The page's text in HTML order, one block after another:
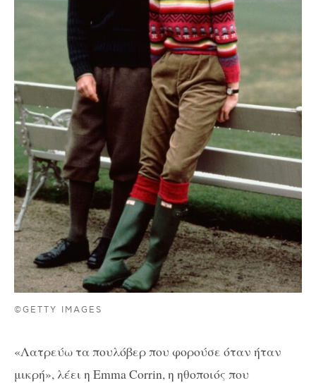
©GETTY IMAGES
«Λατρεύω τα πουλόβερ που φορούσε όταν ήταν
μικρή», λέει η Emma Corrin, η ηθοποιός που